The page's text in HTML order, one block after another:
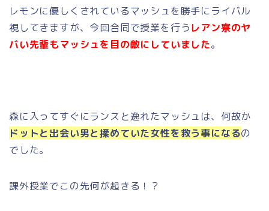
レモンに優しくされているマッシュを勝手にライバル
視してきますが、今回合同で授業を行うレアン寮のヤ
バい先輩もマッシュを目の敵にしていました。
森に入ってすぐにランスと逸れたマッシュは、何故か
ドットと出会い男と揉めていた女性を救う事になるの
でした。
課外授業でこの先何が起きる！？